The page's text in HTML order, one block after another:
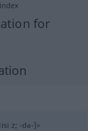
index
for
-də-]>